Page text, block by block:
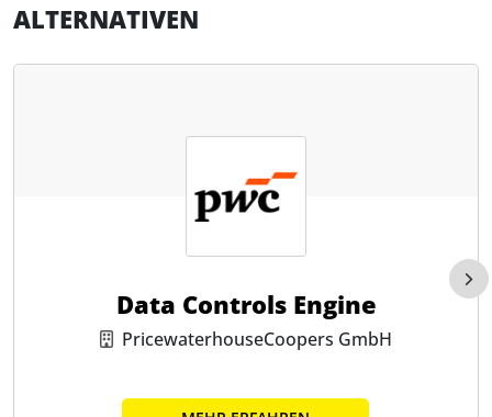
ALTERNATIVEN
Data Controls Engine
PricewaterhouseCoopers GmbH